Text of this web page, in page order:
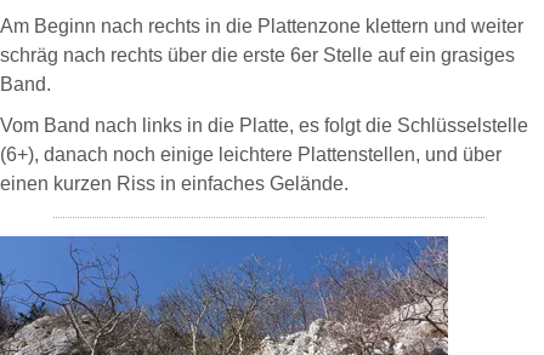
Am Beginn nach rechts in die Plattenzone klettern und weiter
schräg nach rechts über die erste 6er Stelle auf ein grasiges
Band.
Vom Band nach links in die Platte, es folgt die Schlüsselstelle
(6+), danach noch einige leichtere Plattenstellen, und über
einen kurzen Riss in einfaches Gelände.